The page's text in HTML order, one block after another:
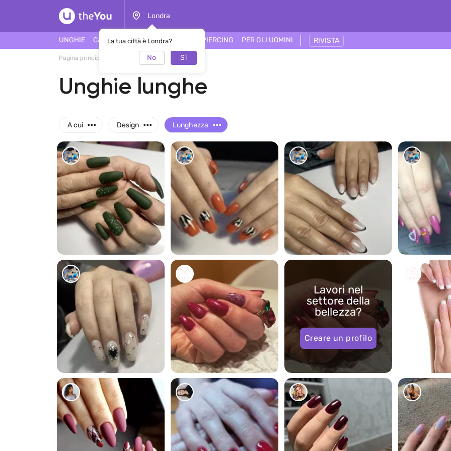
Londra
La tua città è Londra?
No Sì
UNGHIE CAPELLI FACCIA TATUAGGI PIERCING PER GLI UOMINI RIVISTA
Pagina principale Unghie lunghe
Unghie lunghe
A cui ... Design ... Lunghezza ...
1 0
3
Lavori nel
settore della
bellezza?
Creare un profilo